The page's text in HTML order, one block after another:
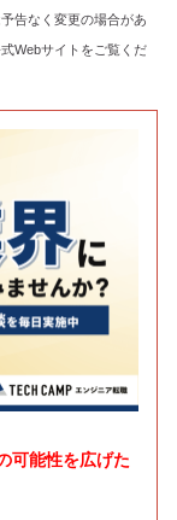
告なく変更の場合があ
Webサイトをご覧くだ
可能性を広げた